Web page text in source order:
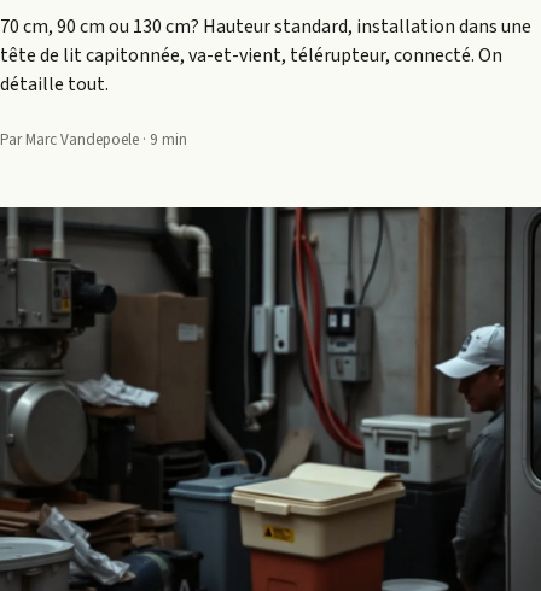
70 cm, 90 cm ou 130 cm? Hauteur standard, installation dans une
tête de lit capitonnée, va-et-vient, télérupteur, connecté. On
détaille tout.
Par Marc Vandepoele · 9 min